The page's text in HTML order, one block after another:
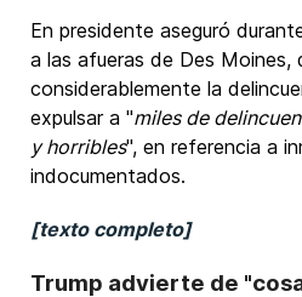
En presidente aseguró
a las afueras de Des Moines,
considerablemente la
expulsar a "miles de
y horribles", en referencia a
indocumentados.
[texto completo]
Trump advierte de